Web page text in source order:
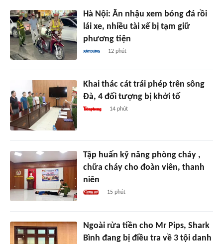
Hà Nội: Ăn nhậu xem bóng đá rồi
lái xe, nhiều tài xế bị tạm giữ
phương tiện
12 phút
Khai thác cát trái phép trên sông
Đà, 4 đối tượng bị khởi tố
14 phút
Tập huấn kỹ năng phòng cháy ,
chữa cháy cho đoàn viên, thanh
niên
15 phút
Ngoài rửa tiền cho Mr Pips, Shark
Bình đang bị điều tra về 3 tội danh